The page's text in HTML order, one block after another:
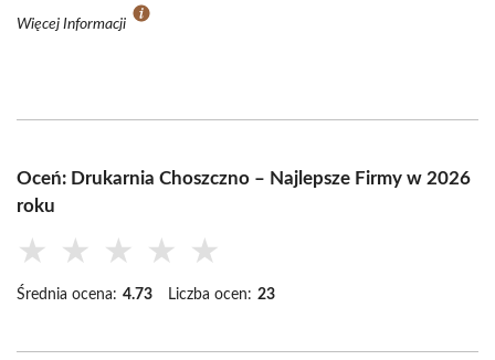
Więcej Informacji
Oceń: Drukarnia Choszczno – Najlepsze Firmy w 2026
roku
★ ★ ★ ★ ★
Średnia ocena: 4.73 Liczba ocen: 23